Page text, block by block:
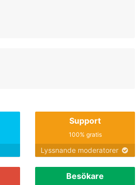
Support
100% gratis
Lyssnande moderatorer
Besökare